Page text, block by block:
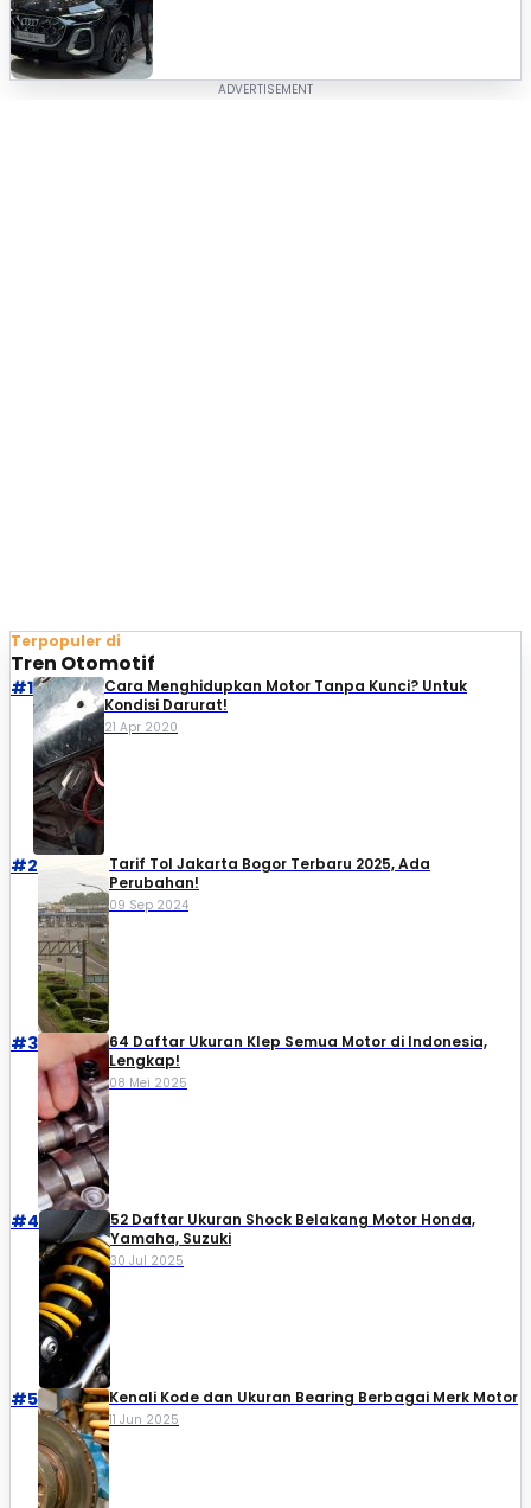
Terpopuler di
Tren Otomotif
#1
Cara Menghidupkan Motor Tanpa Kunci? Untuk
Kondisi Darurat!
21 Apr 2020
#2
Tarif Tol Jakarta Bogor Terbaru 2025, Ada
Perubahan!
09 Sep 2024
#3
64 Daftar Ukuran Klep Semua Motor di Indonesia,
Lengkap!
08 Mei 2025
#4
52 Daftar Ukuran Shock Belakang Motor Honda,
Yamaha, Suzuki​
30 Jul 2025
#5 Kenali Kode dan Ukuran Bearing Berbagai Merk Motor
11 Jun 2025